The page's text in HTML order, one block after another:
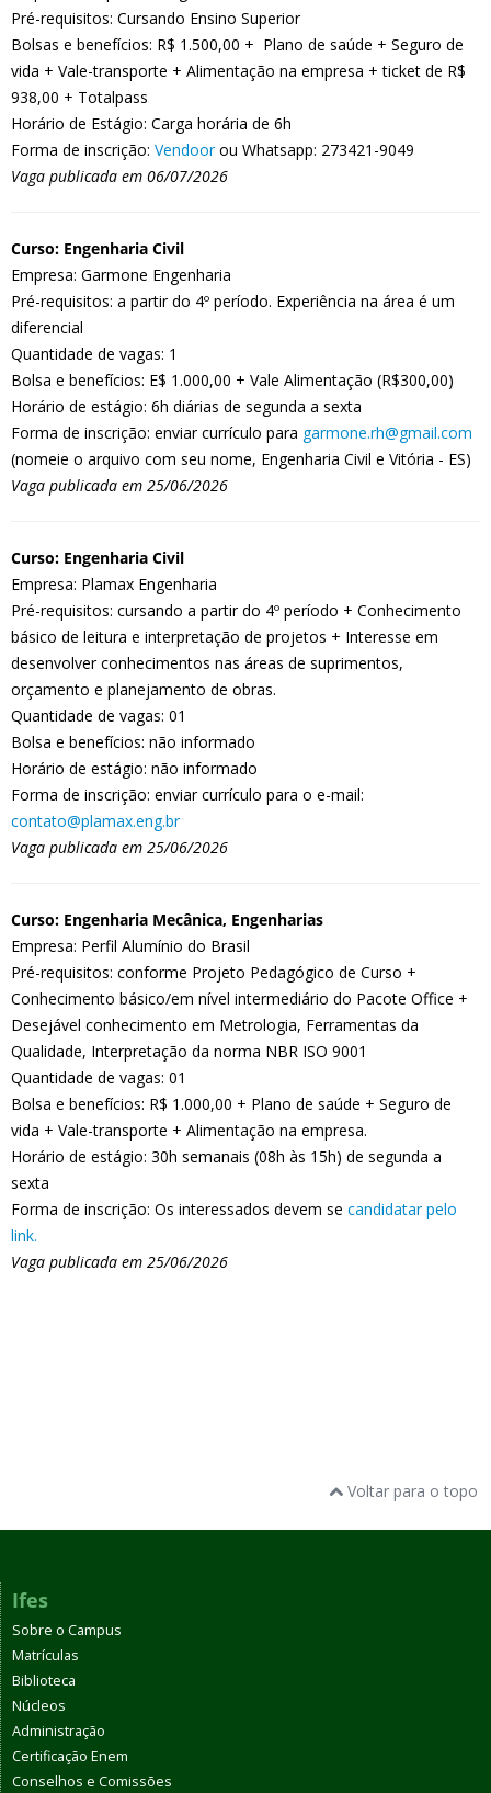
Pré-requisitos: Cursando Ensino Superior
Bolsas e benefícios: R$ 1.500,00 + Plano de saúde + Seguro de
vida + Vale-transporte + Alimentação na empresa + ticket de R$
938,00 + Totalpass
Horário de Estágio: Carga horária de 6h
Forma de inscrição: Vendoorou Whatsapp: 273421-9049
Vaga publicada em 06/07/2026
Curso: Engenharia Civil
Empresa: Garmone Engenharia
Pré-requisitos: a partir do 4º período. Experiência na área é um
diferencial
Quantidade de vagas: 1
Bolsa e benefícios: E$ 1.000,00 + Vale Alimentação (R$300,00)
Horário de estágio: 6h diárias de segunda a sexta
Forma de inscrição: enviar currículo para garmone.rh@gmail.com
(nomeie o arquivo com seu nome, Engenharia Civil e Vitória - ES)
Vaga publicada em 25/06/2026
Curso: Engenharia Civil
Empresa: Plamax Engenharia
Pré-requisitos: cursando a partir do 4º período + Conhecimento
básico de leitura e interpretação de projetos + Interesse em
desenvolver conhecimentos nas áreas de suprimentos,
orçamento e planejamento de obras.
Quantidade de vagas: 01
Bolsa e benefícios: não informado
Horário de estágio: não informado
Forma de inscrição: enviar currículo para o e-mail:
contato@plamax.eng.br
Vaga publicada em 25/06/2026
Curso: Engenharia Mecânica, Engenharias
Empresa: Perfil Alumínio do Brasil
Pré-requisitos: conforme Projeto Pedagógico de Curso +
Conhecimento básico/em nível intermediário do Pacote Office +
Desejável conhecimento em Metrologia, Ferramentas da
Qualidade, Interpretação da norma NBR ISO 9001
Quantidade de vagas: 01
Bolsa e benefícios: R$ 1.000,00 + Plano de saúde + Seguro de
vida + Vale-transporte + Alimentação na empresa.
Horário de estágio: 30h semanais (08h às 15h) de segunda a
sexta
Forma de inscrição: Os interessados devem se candidatar pelo
link.
Vaga publicada em 25/06/2026
Voltar para o topo
Ifes
Sobre o Campus
Matrículas
Biblioteca
Núcleos
Administração
Certificação Enem
Conselhos e Comissões